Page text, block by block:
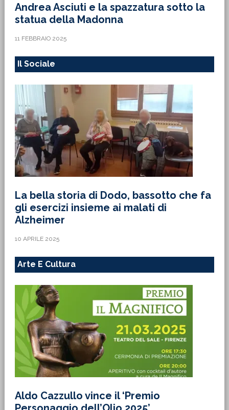
Andrea Asciuti e la spazzatura sotto la
statua della Madonna
11 FEBBRAIO 2025
Il Sociale
La bella storia di Dodo, bassotto che fa
gli esercizi insieme ai malati di
Alzheimer
10 APRILE 2025
Arte E Cultura
Aldo Cazzullo vince il ‘Premio